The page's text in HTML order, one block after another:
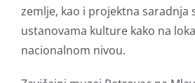
zemlje, kao i projektna saradnja
ustanovama kulture kako na
nacionalnom nivou.